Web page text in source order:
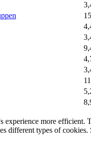
experience more
different types of